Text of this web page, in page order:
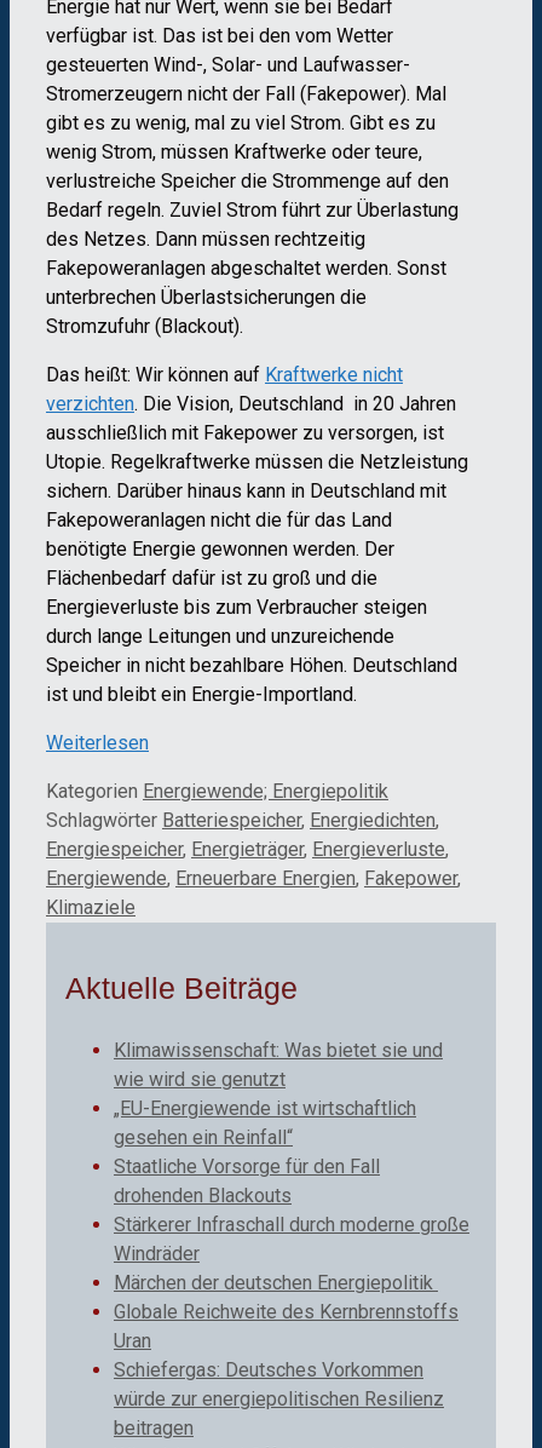
Energie hat nur Wert, wenn sie bei Bedarf
verfügbar ist. Das ist bei den vom Wetter
gesteuerten Wind-, Solar- und Laufwasser-
Stromerzeugern nicht der Fall (Fakepower). Mal
gibt es zu wenig, mal zu viel Strom. Gibt es zu
wenig Strom, müssen Kraftwerke oder teure,
verlustreiche Speicher die Strommenge auf den
Bedarf regeln. Zuviel Strom führt zur Überlastung
des Netzes. Dann müssen rechtzeitig
Fakepoweranlagen abgeschaltet werden. Sonst
unterbrechen Überlastsicherungen die
Stromzufuhr (Blackout).
Das heißt: Wir können auf Kraftwerke nicht
verzichten. Die Vision, Deutschland in 20 Jahren
ausschließlich mit Fakepower zu versorgen, ist
Utopie. Regelkraftwerke müssen die Netzleistung
sichern. Darüber hinaus kann in Deutschland mit
Fakepoweranlagen nicht die für das Land
benötigte Energie gewonnen werden. Der
Flächenbedarf dafür ist zu groß und die
Energieverluste bis zum Verbraucher steigen
durch lange Leitungen und unzureichende
Speicher in nicht bezahlbare Höhen. Deutschland
ist und bleibt ein Energie-Importland.
Weiterlesen
Kategorien Energiewende; Energiepolitik
Schlagwörter Batteriespeicher, Energiedichten,
Energiespeicher, Energieträger, Energieverluste,
Energiewende, Erneuerbare Energien, Fakepower,
Klimaziele
Aktuelle Beiträge
Klimawissenschaft: Was bietet sie und
wie wird sie genutzt
„EU-Energiewende ist wirtschaftlich
gesehen ein Reinfall“
Staatliche Vorsorge für den Fall
drohenden Blackouts
Stärkerer Infraschall durch moderne große
Windräder
Märchen der deutschen Energiepolitik
Globale Reichweite des Kernbrennstoffs
Uran
Schiefergas: Deutsches Vorkommen
würde zur energiepolitischen Resilienz
beitragen